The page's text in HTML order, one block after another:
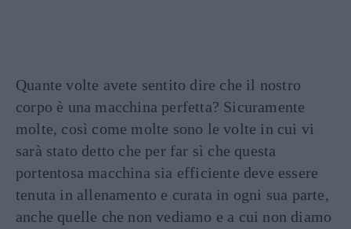
Quante volte avete sentito dire che il nostro
corpo è una macchina perfetta? Sicuramente
molte, così come molte sono le volte in cui vi
sarà stato detto che per far sì che questa
portentosa macchina sia efficiente deve essere
tenuta in allenamento e curata in ogni sua parte,
anche quelle che non vediamo e a cui non diamo